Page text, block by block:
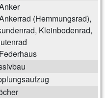
(Hemmungsrad),
Kleinbodenrad,
Federhaus